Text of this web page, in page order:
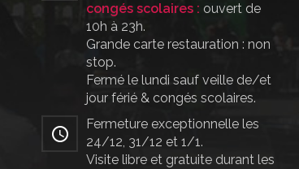
congés scolaires : ouvert de
10h à 23h.
Grande carte restauration : non
stop.
Fermé le lundi sauf veille de/et
jour férié & congés scolaires.
Fermeture exceptionnelle les
24/12, 31/12 et 1/1.
Visite libre et gratuite durant les